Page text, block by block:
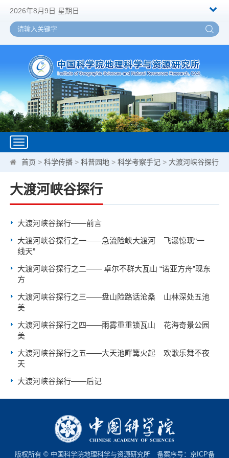
2026年8月9日 星期日
Toggle
navigation
首页 >科学传播 >科普园地 >科学考察手记 >大渡河峡谷探行
大渡河峡谷探行
大渡河峡谷探行——前言
大渡河峡谷探行之一——急流险峡大渡河 飞瀑惊现“一
线天”
大渡河峡谷探行之二—— 卓尔不群大瓦山 “诺亚方舟”现东
方
大渡河峡谷探行之三——盘山险路话沧桑 山林深处五池
美
大渡河峡谷探行之四——雨雾重重锁瓦山 花海奇景公园
美
大渡河峡谷探行之五——大天池畔篝火起 欢歌乐舞不夜
天
大渡河峡谷探行——后记
版权所有 © 中国科学院地理科学与资源研究所 备案序号： 京ICP备